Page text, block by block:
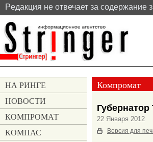
Pедакция не отвечает за содержание
Компромат
22 Января 2012
Версия для
НА РИНГЕ
НОВОСТИ
КОМПРОМАТ
КОМПАС